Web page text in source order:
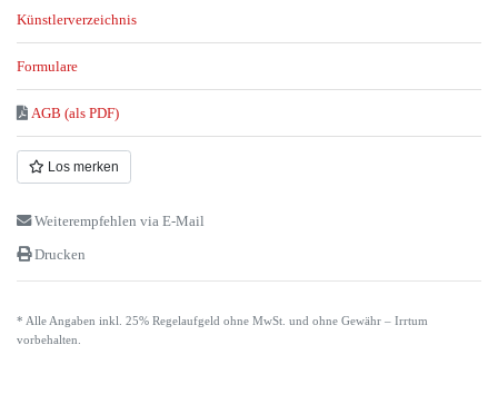
Künstlerverzeichnis
Formulare
AGB (als PDF)
Los merken
Weiterempfehlen via E-Mail
Drucken
* Alle Angaben inkl. 25% Regelaufgeld ohne MwSt. und ohne Gewähr – Irrtum
vorbehalten.